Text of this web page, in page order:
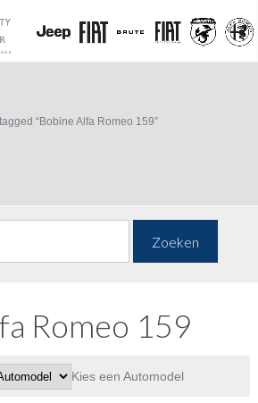
“Bobine Alfa Romeo 159”
Zoeken
Romeo 159
Kies een Automodel